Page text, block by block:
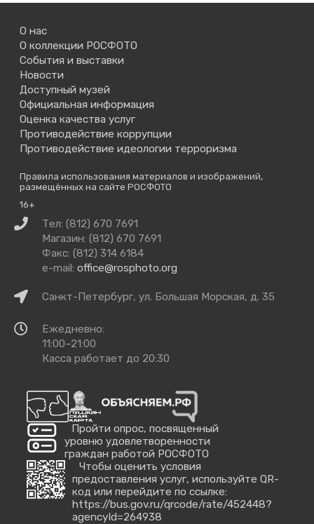
О нас
О коллекции РОСФОТО
События и выставки
Новости
Доступный музей
Официальная информация
Оценка качества услуг
Противодействие коррупции
Противодействие идеологии терроризма
Правила использования материалов и изображений,
размещённых на сайте РОСФОТО
16+
Связаться
нами
Тел: (812) 670 7691
Магазин: (812) 670 7691
Факс: (812) 314 6184
e-mail: office@rosphoto.org
КакСанкт-Петербург, ул. Большая Морская, д. 35
Время
работы
Ежедневно:
11:00–21:00
Касса работает до 20:30
Пройти опрос, посвященный
уровню удовлетворенности
граждан работой РОСФОТО
Чтобы оценить условия
предоставления услуг, используйте QR-
код или перейдите по ссылке:
https://bus.gov.ru/qrcode/rate/452448?
agencyId=264938